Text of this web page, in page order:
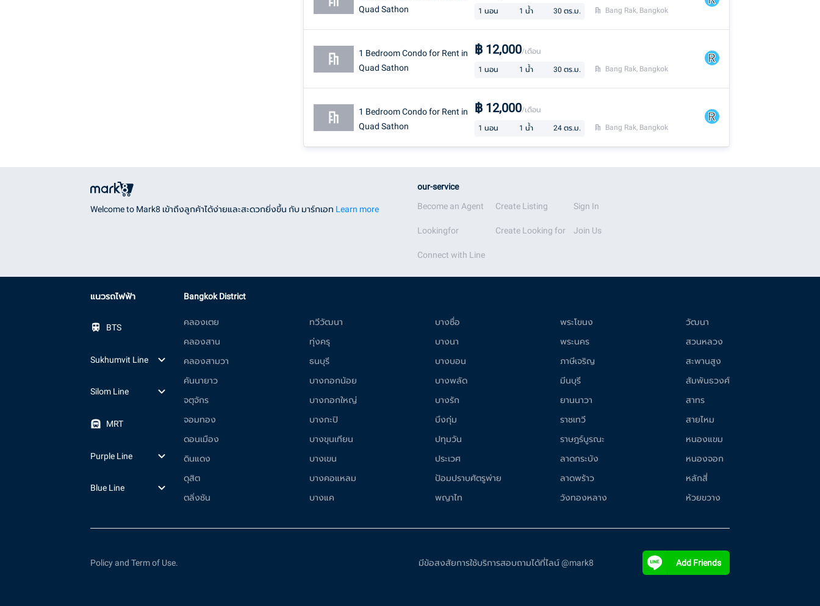
Quad Sathon
1 นอน 1 น้ำ 30 ตร.ม. Bang Rak, Bangkok
1 Bedroom Condo for Rent in
Quad Sathon
฿ 12,000/เดือน
1 นอน 1 น้ำ 30 ตร.ม. Bang Rak, Bangkok
1 Bedroom Condo for Rent in
Quad Sathon
฿ 12,000/เดือน
1 นอน 1 น้ำ 24 ตร.ม. Bang Rak, Bangkok
Welcome to Mark8 เข้าถึงลูกค้าได้ง่ายและสะดวกยิ่งขึ้น กับ มาร์กเอท Learn more
our-service
Become an Agent
Lookingfor
Connect with Line
Create Listing
Create Looking for
Sign In
Join Us
แนวรถไฟฟ้า
BTS
Sukhumvit Line
Silom Line
MRT
Purple Line
Blue Line
Bangkok District
คลองเตย
คลองสาน
คลองสามวา
คันนายาว
จตุจักร
จอมทอง
ดอนเมือง
ดินแดง
ดุสิต
ตลิ่งชัน
ทวีวัฒนา
ทุ่งครุ
ธนบุรี
บางกอกน้อย
บางกอกใหญ่
บางกะปิ
บางขุนเทียน
บางเขน
บางคอแหลม
บางแค
บางซื่อ
บางนา
บางบอน
บางพลัด
บางรัก
บึงกุ่ม
ปทุมวัน
ประเวศ
ป้อมปราบศัตรูพ่าย
พญาไท
พระโขนง
พระนคร
ภาษีเจริญ
มีนบุรี
ยานนาวา
ราชเทวี
ราษฎร์บูรณะ
ลาดกระบัง
ลาดพร้าว
วังทองหลาง
วัฒนา
สวนหลวง
สะพานสูง
สัมพันธวงศ์
สาทร
สายไหม
หนองแขม
หนองจอก
หลักสี่
ห้วยขวาง
Policy and Term of Use. มีข้อสงสัยการใช้บริการสอบถามได้ที่ไลน์ @mark8 Add Friends